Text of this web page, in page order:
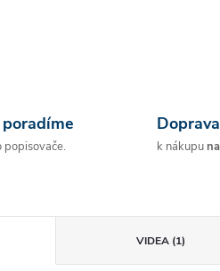
k nákupu
VIDEA (1)